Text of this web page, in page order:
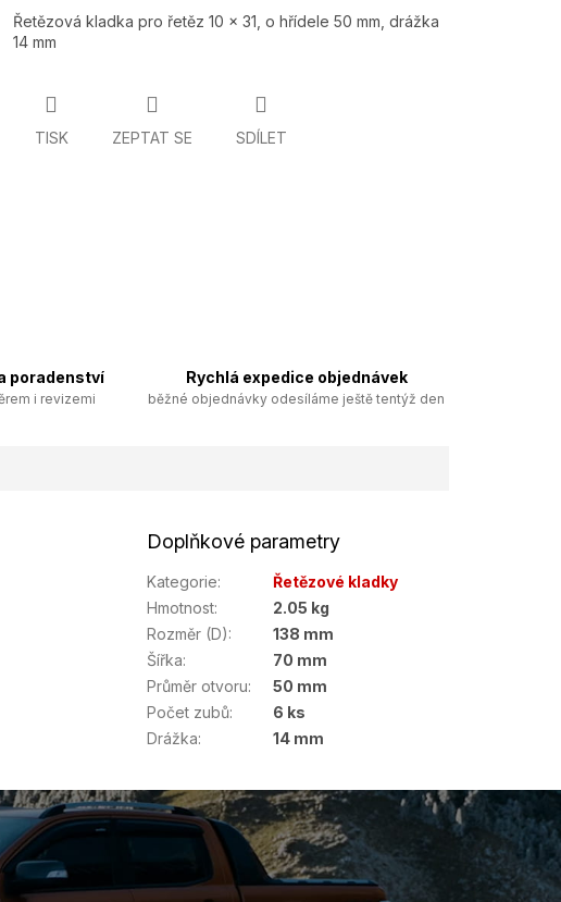
Řetězová kladka pro řetěz 10 x 31, o hřídele 50 mm, drážka
14 mm
TISK ZEPTAT SE SDÍLET
poradenství
i revizemi
Rychlá expedice objednávek
běžné objednávky odesíláme ještě tentýž den
Doplňkové parametry
Kategorie:
Řetězové kladky
Hmotnost:
2.05 kg
Rozměr (D):
138 mm
Šířka:
70 mm
Průměr otvoru:
50 mm
Počet zubů:
6 ks
Drážka: 14 mm